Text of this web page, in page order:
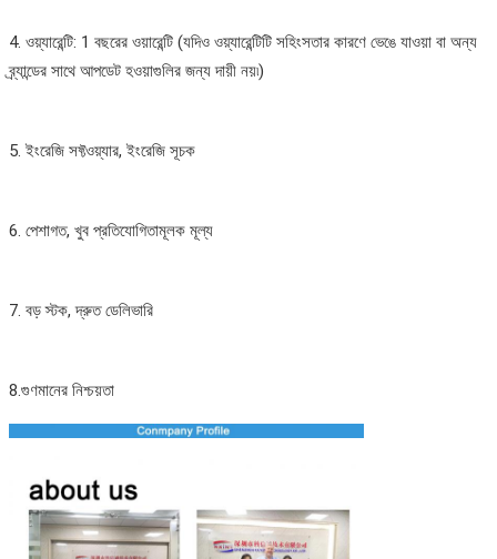
4. ওয়্যারেন্টি: 1 বছরের ওয়ারেন্টি (যদিও ওয়্যারেন্টিটি সহিংসতার কারণে ভেঙে যাওয়া বা অন্য
ব্র্যান্ডের সাথে আপডেট হওয়াগুলির জন্য দায়ী নয়৷)
5. ইংরেজি সফ্টওয়্যার, ইংরেজি সূচক
6. পেশাগত, খুব প্রতিযোগিতামূলক মূল্য
7. বড় স্টক, দ্রুত ডেলিভারি
8.গুণমানের নিশ্চয়তা